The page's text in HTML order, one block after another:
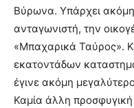
Βύρωνα. Υπάρχει
ανταγωνιστή, την
«Μπαχαρικά Ταύρος».
εκατοντάδων
έγινε ακόμη
Καμία άλλη προσφυγική